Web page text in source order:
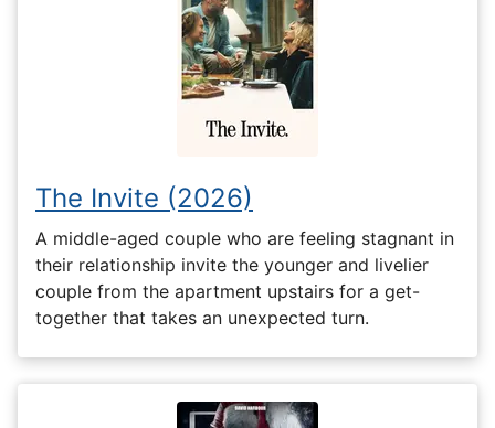
The Invite (2026)
A middle-aged couple who are feeling stagnant in
their relationship invite the younger and livelier
couple from the apartment upstairs for a get-
together that takes an unexpected turn.